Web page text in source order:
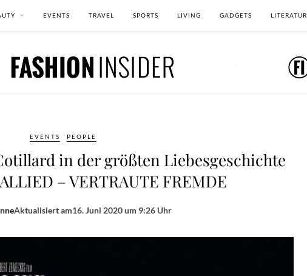
EVENTS TRAVEL SPORTS LIVING GADGETS LITERATUR
EVENTS PEOPLE
in der größten Liebesgeschichte
– VERTRAUTE FREMDE
Aktualisiert am16. Juni 2020 um 9:26 Uhr